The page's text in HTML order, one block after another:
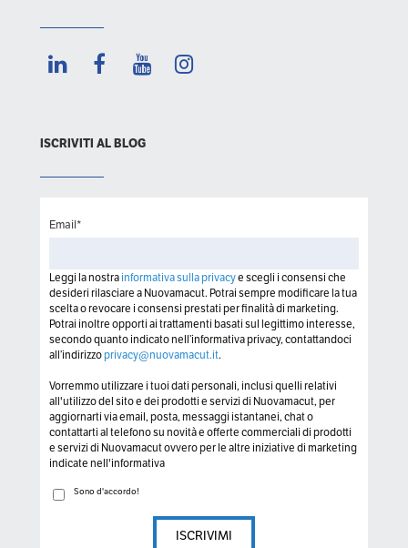
ISCRIVITI AL BLOG
Email*
Leggi la nostra informativa sulla privacye scegli i consensi che
desideri rilasciare a Nuovamacut. Potrai sempre modificare la tua
scelta o revocare i consensi prestati per finalità di marketing.
Potrai inoltre opporti ai trattamenti basati sul legittimo interesse,
secondo quanto indicato nell’informativa privacy, contattandoci
all’indirizzoprivacy@nuovamacut.it.
Vorremmo utilizzare i tuoi dati personali, inclusi quelli relativi
all'utilizzo del sito e dei prodotti e servizi di Nuovamacut, per
aggiornarti via email, posta, messaggi istantanei, chat o
contattarti al telefono su novità e offerte commerciali di prodotti
e servizi di Nuovamacut ovvero per le altre iniziative di marketing
indicate nell'informativa
Sono d'accordo!